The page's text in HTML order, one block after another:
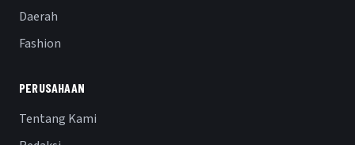
Daerah
Fashion
PERUSAHAAN
Tentang Kami